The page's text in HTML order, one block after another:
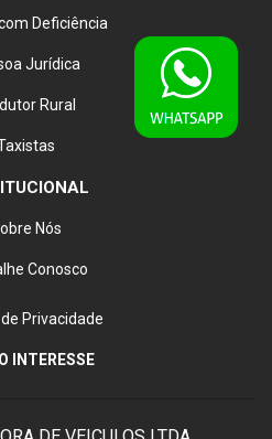
Deficiência
Jurídica
Rural
Nós
Conosco
Privacidade
INTERESSE